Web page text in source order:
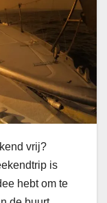
vrij?
is
hebt om te